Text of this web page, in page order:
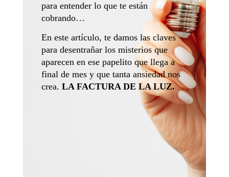
para entender lo que te están
cobrando…
En este artículo, te damos las claves
para desentrañar los misterios que
aparecen en ese papelito que llega a
final de mes y que tanta ansiedad nos
crea. LA FACTURA DE LA LUZ.